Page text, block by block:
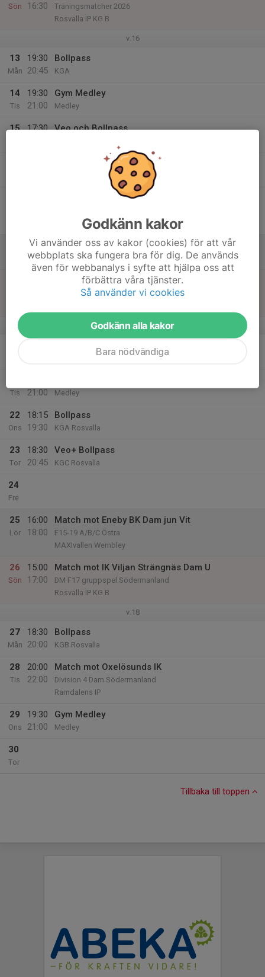
Sön
16:30
Träningsmatcher 2026
Rosvalla IP KG B
v.16
13
Mån
19:30
20:45
Bollpass
KGA
14
Tis
19:30
21:00
Gym Medley
Medley
15
17:30
Veo och Bollpass
Match mot Krokeks IF F-junior
Rosvalla IP KG C
Match mot Eskilstuna United DFF U
Division 4 Dam Södermanland
v.17
Tis
21:00
Medley
22
Ons
18:15
19:30
Bollpass
KGA Rosvalla
23
Tor
18:30
20:45
Veo+ Bollpass
KGC Rosvalla
24
Fre
25
Lör
16:00
18:00
Match mot Eneby BK Dam jun Vit
F15-19 A/B/C Östra
MAXIvallen Wembley
26
Sön
15:00
17:00
Match mot IK Viljan Strängnäs Dam U
DM F17 gruppspel Södermanland
Rosvalla IP KG B
v.18
27
Mån
18:30
20:00
Bollpass
KGB Rosvalla
28
Tis
20:00
22:00
Match mot Oxelösunds IK
Division 4 Dam Södermanland
Ramdalens IP
29
Ons
19:30
21:00
Gym Medley
Medley
30
Tor
Tillbaka till toppen
Godkänn kakor
Vi använder oss av kakor (cookies) för att vår
webbplats ska fungera bra för dig. De används
även för webbanalys i syfte att hjälpa oss att
förbättra våra tjänster.
Så använder vi cookies
Godkänn alla kakor
Bara nödvändiga